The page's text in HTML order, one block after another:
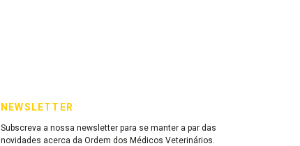
NEWSLETTER
Subscreva a nossa newsletter para se manter a par das
novidades acerca da Ordem dos Médicos Veterinários.